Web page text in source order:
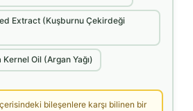
Extract (Kuşburnu Çekirdeği
Oil (Argan Yağı)
bileşenlere karşı bilinen bir